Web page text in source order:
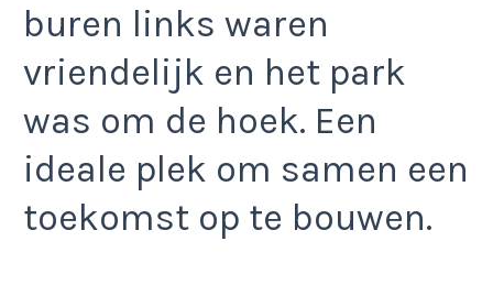
buren links waren
vriendelijk en het park
was om de hoek. Een
ideale plek om samen een
toekomst op te bouwen.